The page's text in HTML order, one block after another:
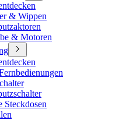
& Wippen
& Motoren
Steckdosen